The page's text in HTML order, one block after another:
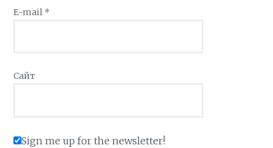
E-mail *
Сайт
Sign me up for the newsletter!